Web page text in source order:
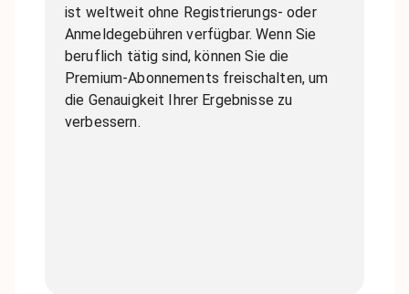
ist weltweit ohne Registrierungs- oder
Anmeldegebühren verfügbar. Wenn Sie
beruflich tätig sind, können Sie die
Premium-Abonnements freischalten, um
die Genauigkeit Ihrer Ergebnisse zu
verbessern.